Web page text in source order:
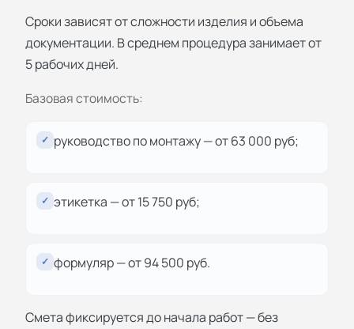
Сроки зависят от сложности изделия и объема
документации. В среднем процедура занимает от
5 рабочих дней.
Базовая стоимость:
✓ руководство по монтажу — от 63 000 руб;
✓ этикетка — от 15 750 руб;
✓ формуляр — от 94 500 руб.
Смета фиксируется до начала работ — без